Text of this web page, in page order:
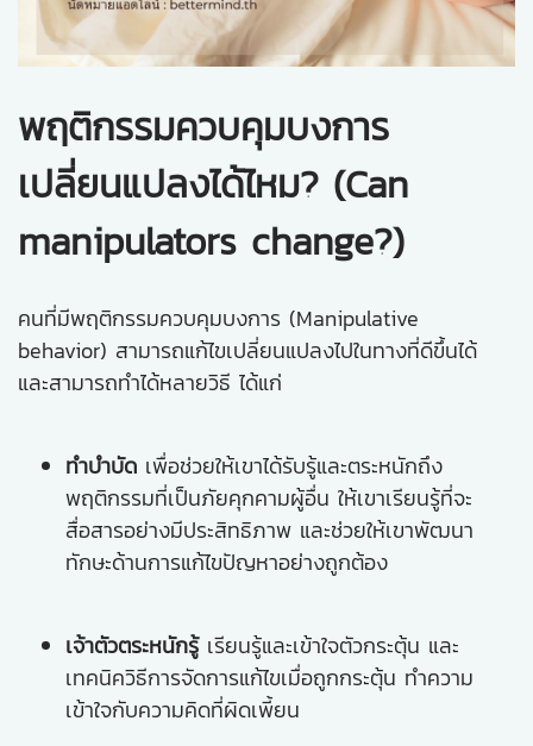
พฤติกรรมควบคุมบงการ
เปลี่ยนแปลงได้ไหม? (Can
manipulators change?)
คนที่มีพฤติกรรมควบคุมบงการ (Manipulative
behavior) สามารถแก้ไขเปลี่ยนแปลงไปในทางที่ดีขึ้นได้
และสามารถทำได้หลายวิธี ได้แก่
ทำบำบัด เพื่อช่วยให้เขาได้รับรู้และตระหนักถึง
พฤติกรรมที่เป็นภัยคุกคามผู้อื่น ให้เขาเรียนรู้ที่จะ
สื่อสารอย่างมีประสิทธิภาพ และช่วยให้เขาพัฒนา
ทักษะด้านการแก้ไขปัญหาอย่างถูกต้อง
เจ้าตัวตระหนักรู้เรียนรู้และเข้าใจตัวกระตุ้น และ
เทคนิควิธีการจัดการแก้ไขเมื่อถูกกระตุ้น ทำความ
เข้าใจกับความคิดที่ผิดเพี้ยน